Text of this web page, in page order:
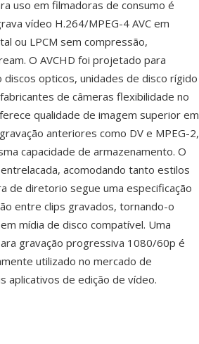
uso em filmadoras de consumo é
vídeo H.264/MPEG-4 AVC em
ou LPCM sem compressão,
O AVCHD foi projetado para
opticos, unidades de disco rígido
de câmeras flexibilidade no
qualidade de imagem superior em
anteriores como DV e MPEG-2,
capacidade de armazenamento. O
acomodando tanto estilos
de diretorio segue uma especificação
entre clips gravados, tornando-o
mídia de disco compatível. Uma
gravação progressiva 1080/60p é
utilizado no mercado de
aplicativos de edição de vídeo.